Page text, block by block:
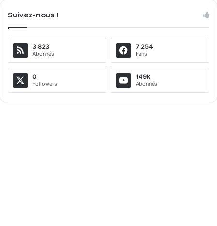
Suivez-nous !
3 823
Abonnés
7 254
Fans
0
Followers
149k
Abonnés